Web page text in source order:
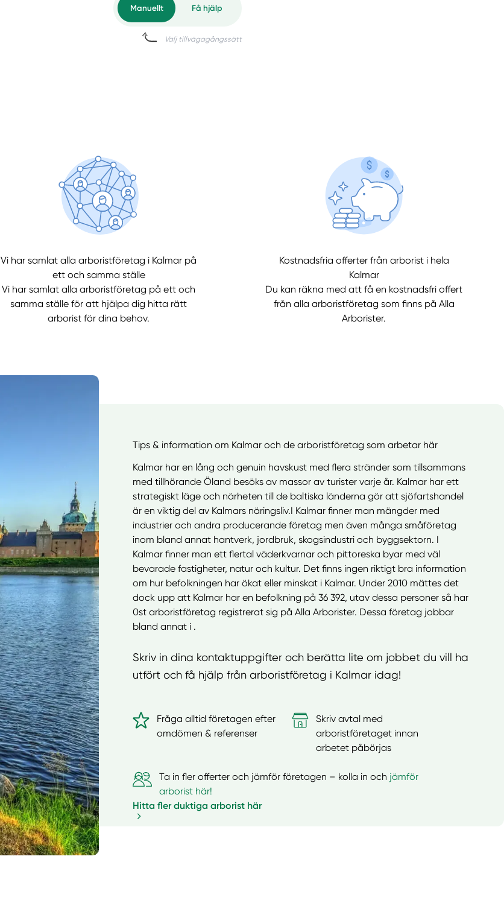
Vi har samlat alla arboristföretag i Kalmar på
ett och samma ställe
Vi har samlat alla arboristföretag på ett och
samma ställe för att hjälpa dig hitta rätt
arborist för dina behov.
Kostnadsfria offerter från arborist i hela
Kalmar
Du kan räkna med att få en kostnadsfri offert
från alla arboristföretag som finns på Alla
Arborister.
Tips & information om Kalmar och de arboristföretag som arbetar här
Kalmar har en lång och genuin havskust med flera stränder som tillsammans
med tillhörande Öland besöks av massor av turister varje år. Kalmar har ett
strategiskt läge och närheten till de baltiska länderna gör att sjöfartshandel
är en viktig del av Kalmars näringsliv.I Kalmar finner man mängder med
industrier och andra producerande företag men även många småföretag
inom bland annat hantverk, jordbruk, skogsindustri och byggsektorn. I
Kalmar finner man ett flertal väderkvarnar och pittoreska byar med väl
bevarade fastigheter, natur och kultur. Det finns ingen riktigt bra information
om hur befolkningen har ökat eller minskat i Kalmar. Under 2010 mättes det
dock upp att Kalmar har en befolkning på 36 392, utav dessa personer så har
0st arboristföretag registrerat sig på Alla Arborister. Dessa företag jobbar
bland annat i .
Skriv in dina kontaktuppgifter och berätta lite om jobbet du vill ha
utfört och få hjälp från arboristföretag i Kalmar idag!
Fråga alltid företagen efter
omdömen & referenser
Skriv avtal med
arboristföretaget innan
arbetet påbörjas
Ta in fler offerter och jämför företagen – kolla in och jämför
arborist här!
Hitta fler duktiga arborist här